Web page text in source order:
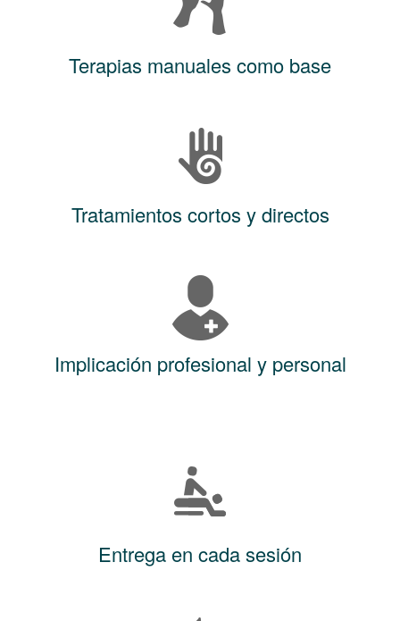
Terapias manuales como base
Tratamientos cortos y directos
Implicación profesional y personal
Entrega en cada sesión